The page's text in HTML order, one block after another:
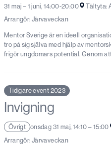
31 maj – 1 juni, 14:00-20:00
Tältyta:
Arrangör: Järvaveckan
Mentor Sverige är en ideell
tro på sig själva med hjälp av
frigör ungdomars potential. Genom
Tidigare event 2023
Invigning
Övrigt onsdag 31 maj, 14:10 – 15:00
Arrangör: Järvaveckan